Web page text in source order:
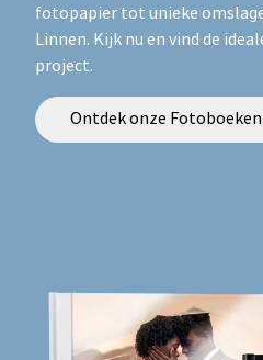
fotopapier tot unieke
Linnen. Kijk nu en vind de
project.
Ontdek onze Fotoboeken